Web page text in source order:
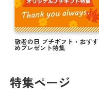
敬老の日 プチギフト・おすす
めプレゼント特集
特集ページ